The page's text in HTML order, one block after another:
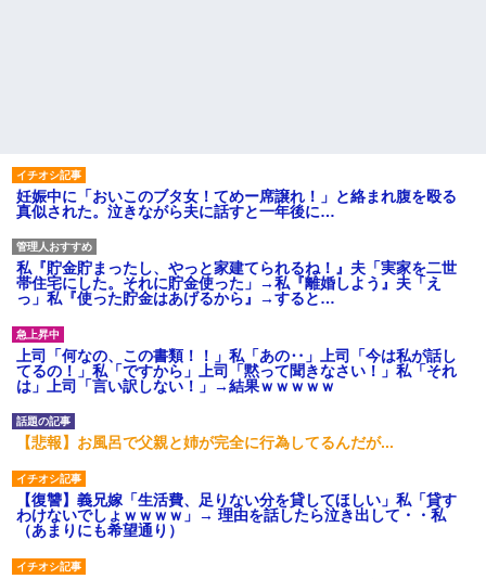
妊娠中に「おいこのブタ女！てめー席譲れ！」と絡まれ腹を殴る
真似された。泣きながら夫に話すと一年後に…
私『貯金貯まったし、やっと家建てられるね！』夫「実家を二世
帯住宅にした。それに貯金使った」→私『離婚しよう』夫「え
っ」私『使った貯金はあげるから』→すると…
上司「何なの、この書類！！」私「あの‥」上司「今は私が話し
てるの！」私「ですから」上司「黙って聞きなさい！」私「それ
は」上司「言い訳しない！」→結果ｗｗｗｗｗ
【悲報】お風呂で父親と姉が完全に行為してるんだが...
【復讐】義兄嫁「生活費、足りない分を貸してほしい」私「貸す
わけないでしょｗｗｗｗ」→ 理由を話したら泣き出して・・私
（あまりにも希望通り）